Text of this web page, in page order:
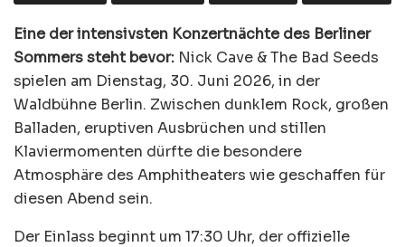
Eine der intensivsten Konzertnächte des Berliner
Sommers steht bevor: Nick Cave & The Bad Seeds
spielen am Dienstag, 30. Juni 2026, in der
Waldbühne Berlin. Zwischen dunklem Rock, großen
Balladen, eruptiven Ausbrüchen und stillen
Klaviermomenten dürfte die besondere
Atmosphäre des Amphitheaters wie geschaffen für
diesen Abend sein.
Der Einlass beginnt um 17:30 Uhr, der offizielle